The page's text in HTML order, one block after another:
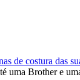
de costura das
uma Brother e